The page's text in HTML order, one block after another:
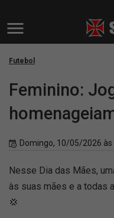
Futebol
Feminino:
Domingo, 10/05/2026 às
Nesse Dia das Mães,
às suas mães e a todas
💢